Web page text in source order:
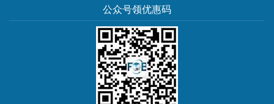
公众号领优惠码